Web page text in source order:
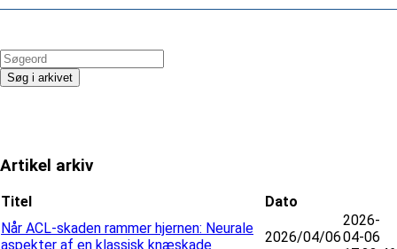
Artikel arkiv
Titel
Dato
Når ACL-skaden rammer hjernen: Neurale
aspekter af en klassisk knæskade
2026/04/06
2026-
04-06